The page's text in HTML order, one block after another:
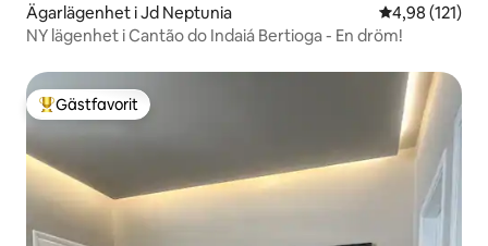
Ägarlägenhet i Jd Neptunia 4,98 av 5 i
4,98 (121)
NY lägenhet i Cantão do Indaiá Bertioga - En dröm!
Populär gästfavorit
Gästfavorit